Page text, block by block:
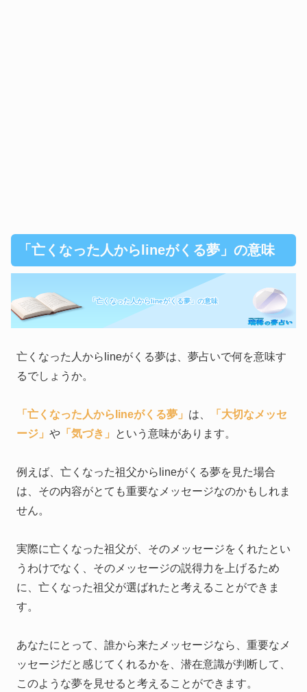
「亡くなった人からlineがくる夢」の意味
「亡くなった人からlineがくる夢」の意味
亡くなった人からlineがくる夢は、夢占いで何を意味す
るでしょうか。
「亡くなった人からlineがくる夢」 は、
「大切なメッセ
ージ」 や 「気づき」 という意味があります。
例えば、亡くなった祖父からlineがくる夢を見た場合
は、その内容がとても重要なメッセージなのかもしれま
せん。
実際に亡くなった祖父が、そのメッセージをくれたとい
うわけでなく、そのメッセージの説得力を上げるため
に、亡くなった祖父が選ばれたと考えることができま
す。
あなたにとって、誰から来たメッセージなら、重要なメ
ッセージだと感じてくれるかを、潜在意識が判断して、
このような夢を見せると考えることができます。